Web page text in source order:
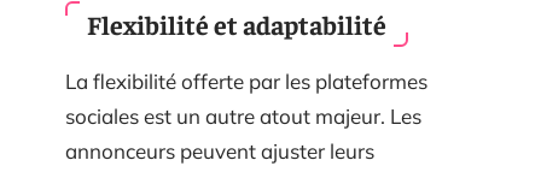
Flexibilité et adaptabilité
La flexibilité offerte par les plateformes
sociales est un autre atout majeur. Les
annonceurs peuvent ajuster leurs